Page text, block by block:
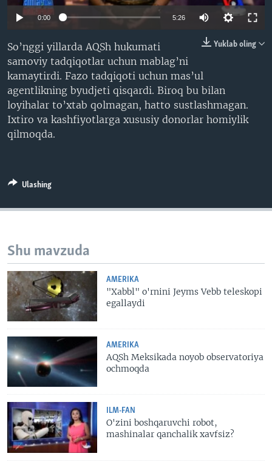
VIDEO
ODNOKLASSNIKI
TWITTER
SOUNDCLOUD
VOA
0:00 5:26
Yuklab oling
So’nggi yillarda AQSh hukumati
samoviy tadqiqotlar uchun mablag’ni
kamaytirdi. Fazo tadqiqoti uchun mas’ul
agentlikning byudjeti qisqardi. Biroq bu bilan
loyihalar to’xtab qolmagan, hatto sustlashmagan.
Ixtiro va kashfiyotlarga xususiy donorlar homiylik
qilmoqda.
Ulashing
Shu mavzuda
AMERIKA
"Xabbl" o'rnini Jeyms Vebb teleskopi
egallaydi
AMERIKA
AQSh Meksikada noyob observatoriya
ochmoqda
ILM-FAN
O'zini boshqaruvchi robot,
mashinalar qanchalik xavfsiz?